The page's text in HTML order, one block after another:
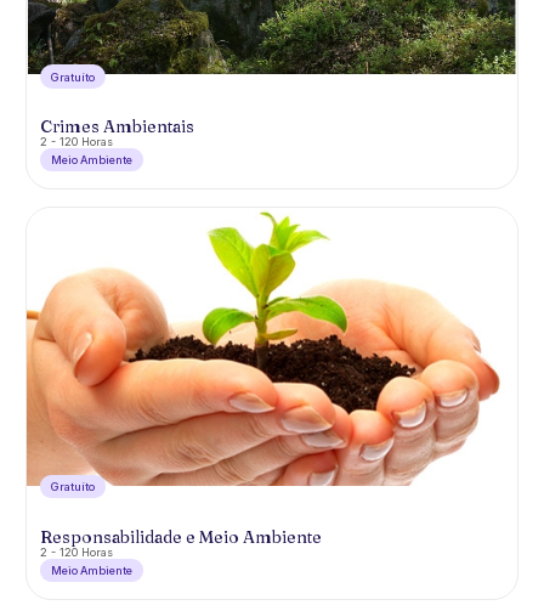
Gratuíto
Crimes Ambientais
2 - 120 Horas
Meio Ambiente
Gratuíto
Responsabilidade e Meio Ambiente
2 - 120 Horas
Meio Ambiente